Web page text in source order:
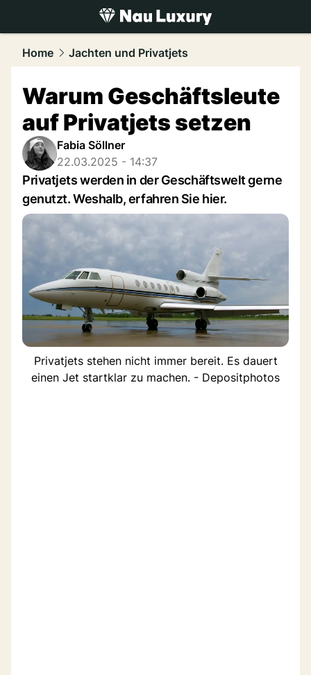
luxury.NAU.ch
Home Jachten und Privatjets
Warum Geschäftsleute
auf Privatjets setzen
Fabia Söllner
22.03.2025 - 14:37
Privatjets werden in der Geschäftswelt gerne
genutzt. Weshalb, erfahren Sie hier.
Privatjets stehen nicht immer bereit. Es dauert
einen Jet startklar zu machen. - Depositphotos